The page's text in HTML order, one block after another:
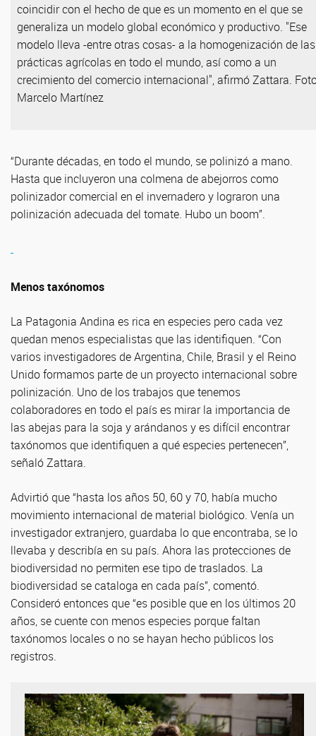
coincidir con el hecho de que es un momento en el que se
generaliza un modelo global económico y productivo. "Ese
modelo lleva -entre otras cosas- a la homogenización de las
prácticas agrícolas en todo el mundo, así como a un
crecimiento del comercio internacional", afirmó Zattara.
Marcelo Martínez
“Durante décadas, en todo el mundo, se polinizó a mano.
Hasta que incluyeron una colmena de abejorros como
polinizador comercial en el invernadero y lograron una
polinización adecuada del tomate. Hubo un boom”.
Menos taxónomos
La Patagonia Andina es rica en especies pero cada vez
quedan menos especialistas que las identifiquen. “Con
varios investigadores de Argentina, Chile, Brasil y el Reino
Unido formamos parte de un proyecto internacional sobre
polinización. Uno de los trabajos que tenemos
colaboradores en todo el país es mirar la importancia de
las abejas para la soja y arándanos y es difícil encontrar
taxónomos que identifiquen a qué especies pertenecen”,
señaló Zattara.
Advirtió que “hasta los años 50, 60 y 70, había mucho
movimiento internacional de material biológico. Venía un
investigador extranjero, guardaba lo que encontraba, se lo
llevaba y describía en su país. Ahora las protecciones de
biodiversidad no permiten ese tipo de traslados. La
biodiversidad se cataloga en cada país”, comentó.
Consideró entonces que “es posible que en los últimos 20
años, se cuente con menos especies porque faltan
taxónomos locales o no se hayan hecho públicos los
registros.